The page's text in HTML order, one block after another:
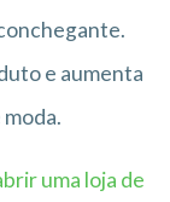
e aumenta
uma loja de